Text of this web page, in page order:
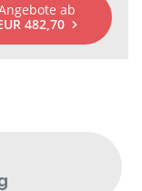
ab
482,70